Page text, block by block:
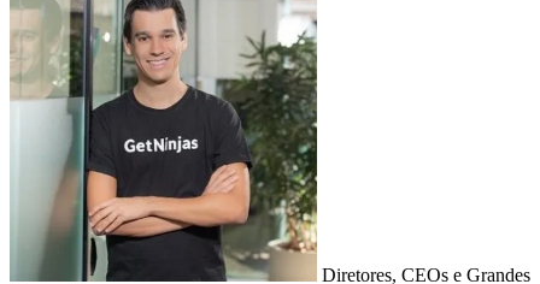
Diretores, CEOs e Grandes